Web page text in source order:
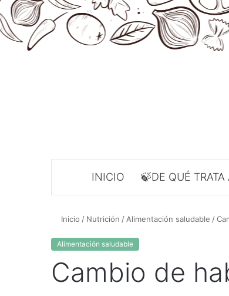
INICIO 🍃DE QUÉ
Inicio / Nutrición / Alimentación saludable /
Alimentación saludable
Cambio de